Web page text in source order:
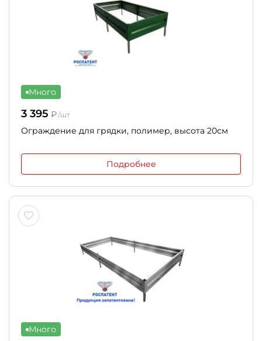
Много
3 395 ₽/шт
Ограждение для грядки, полимер, высота 20см
Подробнее
Много